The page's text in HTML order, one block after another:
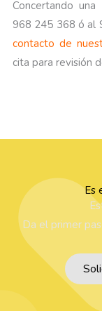
Concertando
968 245 368 ó al
contacto de
cita para revisión
Es
Da el primer